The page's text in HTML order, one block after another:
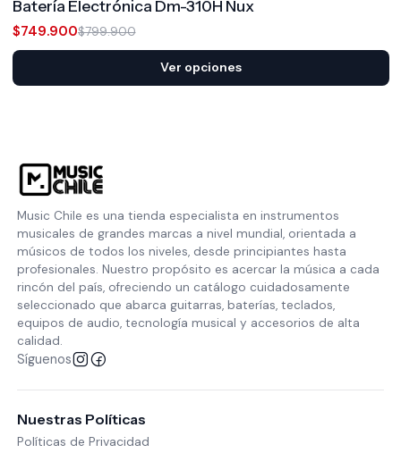
Batería Electrónica Dm-310H Nux
$749.900$799.900
Ver opciones
Music Chile es una tienda especialista en instrumentos
musicales de grandes marcas a nivel mundial, orientada a
músicos de todos los niveles, desde principiantes hasta
profesionales. Nuestro propósito es acercar la música a cada
rincón del país, ofreciendo un catálogo cuidadosamente
seleccionado que abarca guitarras, baterías, teclados,
equipos de audio, tecnología musical y accesorios de alta
calidad.
Síguenos
Nuestras Políticas
Políticas de Privacidad